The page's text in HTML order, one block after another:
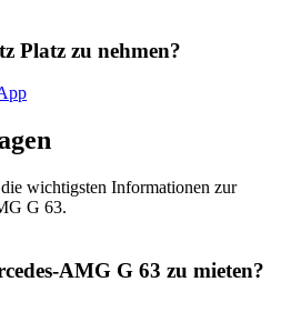
Platz zu nehmen?
wichtigsten Informationen zur
G 63.
AMG G 63 zu mieten?